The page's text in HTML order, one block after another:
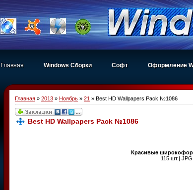
Главная Windows Сборки Софт Оформление
Главная » 2013 » Ноябрь » 21 » Best HD Wallpapers Pack №1086
Best HD Wallpapers Pack №1086
Красивые
115 шт.|